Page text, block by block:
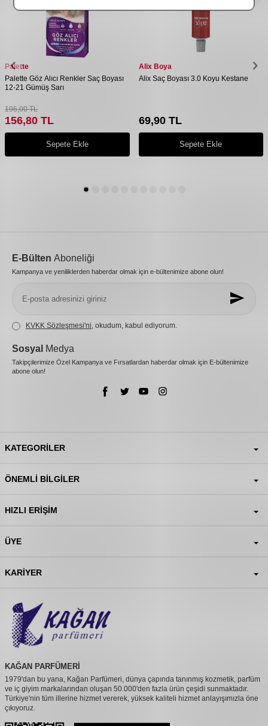
Palette
Palette Göz Alıcı Renkler Saç Boyası
12-21 Gümüş Sarı
196,00TL
156,80 TL
Sepete Ekle
Alix Boya
Alix Saç Boyası 3.0 Koyu Kestane
69,90TL
Sepete Ekle
E-Bülten Aboneliği
Kampanya ve yeniliklerden haberdar olmak için e-bültenimize abone olun!
KVKK Sözleşmesi'ni , okudum, kabul ediyorum.
Sosyal Medya
Takipçilerimize Özel Kampanya ve Fırsatlardan haberdar olmak için E-bültenimize
abone olun!
KATEGORILER
ÖNEMLI BILGILER
HIZLI ERIŞIM
ÜYE
KARIYER
KAĞAN PARFÜMERİ
1979'dan bu yana, Kağan Parfümeri, dünya çapında tanınmış kozmetik, parfüm
ve iç giyim markalarından oluşan 50.000'den fazla ürün çeşidi sunmaktadır.
Türkiye'nin tüm illerine hizmet vererek, yüksek kaliteli hizmet anlayışımızla öne
çıkıyoruz.